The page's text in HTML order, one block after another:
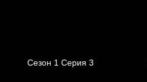
Сезон 1 Серия 3